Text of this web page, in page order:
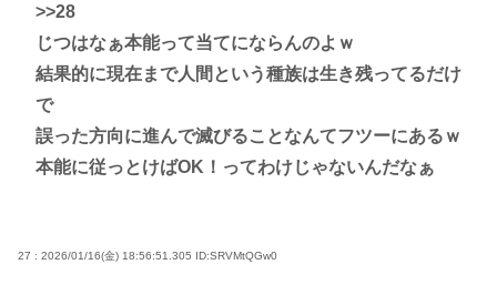
>>28
じつはなぁ本能って当てにならんのよｗ
結果的に現在まで人間という種族は生き残ってるだけ
で
誤った方向に進んで滅びることなんてフツーにあるｗ
本能に従っとけばOK！ってわけじゃないんだなぁ
27 : 2026/01/16(金) 18:56:51.305 ID:SRVMtQGw0